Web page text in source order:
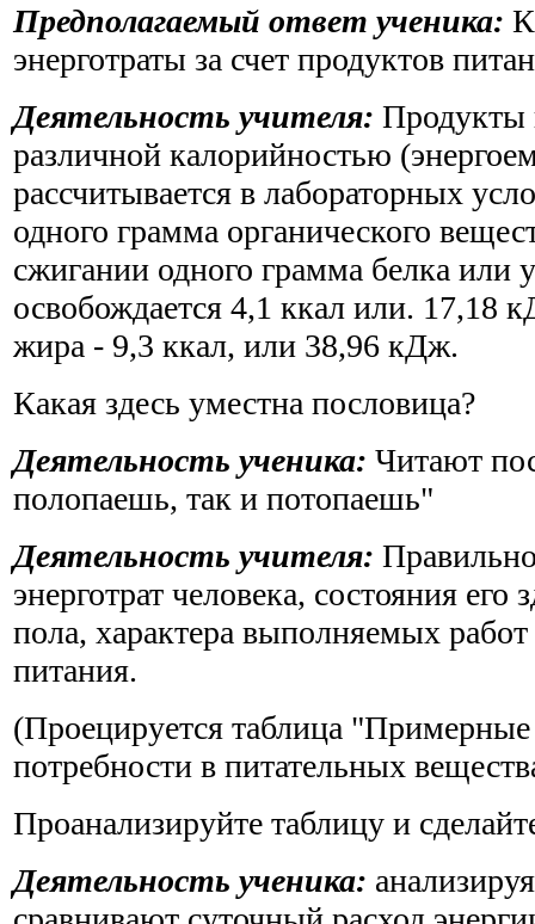
Предполагаемый ответ ученика:
энерготраты за счет продуктов
Деятельность учителя: Продукты
различной калорийностью
рассчитывается в лабораторных
одного грамма органического
сжигании одного грамма белка или
освобождается 4,1 ккал или. 17,18
жира - 9,3 ккал, или 38,96 кДж.
Какая здесь уместна пословица?
Деятельность ученика: Читают
полопаешь, так и потопаешь"
Деятельность учителя:
энерготрат человека, состояния его
пола, характера выполняемых
питания.
(Проецируется таблица
потребности в питательных
Проанализируйте таблицу и
Деятельность ученика: